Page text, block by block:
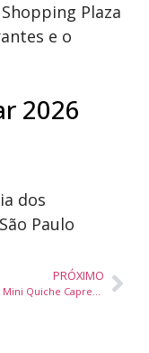
Plaza
e o
2026
dos
Paulo
PRÓXIMO
Receita de Mini Quiche Caprese: aperitivo sofisticado com muçarela, tomate-cereja e manjericão